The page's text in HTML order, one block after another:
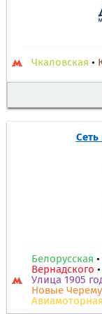
Чкаловская •
Белорусская •
Вернадского •
Улица 1905
Новые
Авиамоторная